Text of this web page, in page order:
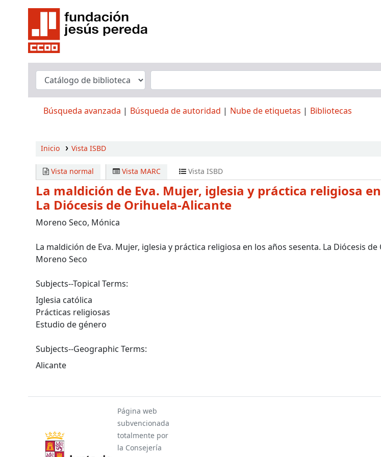
Búsqueda avanzada Búsqueda de autoridad Nube de etiquetas Bibliotecas
Inicio Vista ISBD
Vista normal Vista MARC Vista ISBD
La maldición de Eva. Mujer, iglesia y práctica religiosa
La Diócesis de Orihuela-Alicante
Moreno Seco, Mónica
La maldición de Eva. Mujer, iglesia y práctica religiosa en los años sesenta. La Diócesis
Moreno Seco
Subjects--Topical Terms:
Iglesia católica
Prácticas religiosas
Estudio de género
Subjects--Geographic Terms:
Alicante
Página web
subvencionada
totalmente por
la Consejería